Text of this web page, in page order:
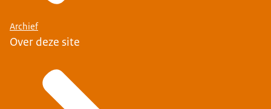
Archief
Over deze site